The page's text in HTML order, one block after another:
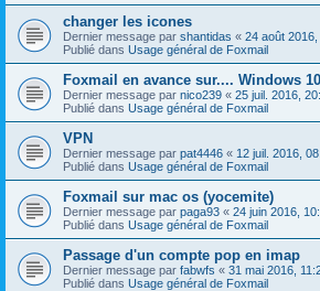
changer les icones
Dernier message par shantidas « 24 août 2016,
Publié dans Usage général de Foxmail
Foxmail en avance sur.... Windows 10
Dernier message par nico239 « 25 juil. 2016,
Publié dans Usage général de Foxmail
VPN
Dernier message par pat4446 « 12 juil. 2016,
Publié dans Usage général de Foxmail
Foxmail sur mac os (yocemite)
Dernier message par paga93 « 24 juin 2016,
Publié dans Usage général de Foxmail
Passage d'un compte pop en imap
Dernier message par fabwfs « 31 mai 2016,
Publié dans Usage général de Foxmail